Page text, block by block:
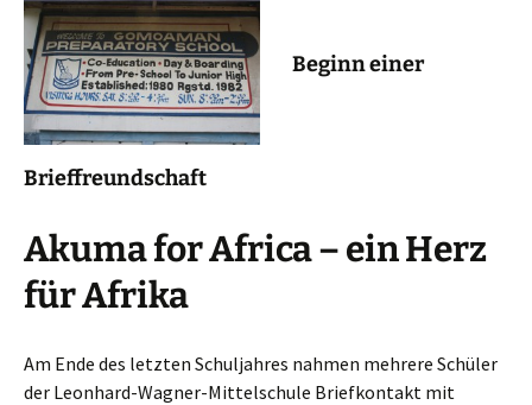
Beginn einer
Brieffreundschaft
Akuma for Africa – ein Herz
für Afrika
Am Ende des letzten Schuljahres nahmen mehrere Schüler
der Leonhard-Wagner-Mittelschule Briefkontakt mit